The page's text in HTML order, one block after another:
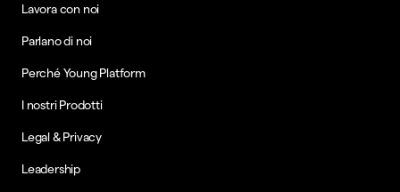
Lavora con noi
Parlano di noi
Perché Young Platform
I nostri Prodotti
Legal & Privacy
Leadership